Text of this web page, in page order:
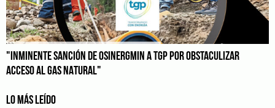
"INMINENTE SANCIÓN DE OSINERGMIN A TGP POR OBSTACULIZAR
ACCESO AL GAS NATURAL"
LO MÁS LEÍDO